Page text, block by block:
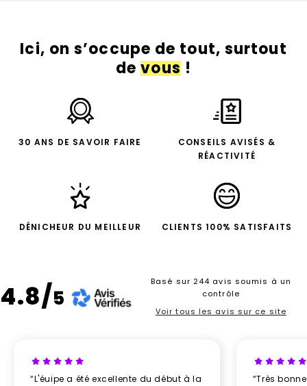
Ici, on s’occupe de tout, surtout
devous!
30 ANS DE SAVOIR FAIRE
CONSEILS AVISÉS &
RÉACTIVITÉ
DÉNICHEUR DU MEILLEUR CLIENTS 100% SATISFAITS
4.8/5
Basé sur 244 avis soumis à un
contrôle
Voir tous les avis sur ce site
“L'éuipe a été excellente du début à la
“Très